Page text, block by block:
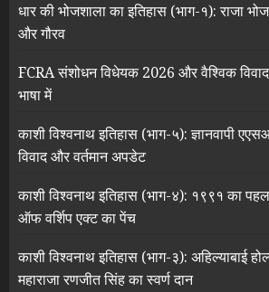
धार की भोजशाला का इतिहास (भाग-१): राजा
और गौरव
FCRA संशोधन विधेयक 2026 और वैश्विक
भाषा में
काशी विश्वनाथ इतिहास (भाग-५): ज्ञानवापी
विवाद और वर्तमान अपडेट
काशी विश्वनाथ इतिहास (भाग-४): १९९१ का
ऑफ वर्शिप एक्ट का पेंच
काशी विश्वनाथ इतिहास (भाग-३): अहिल्याबाई
महाराजा रणजीत सिंह का स्वर्ण दान